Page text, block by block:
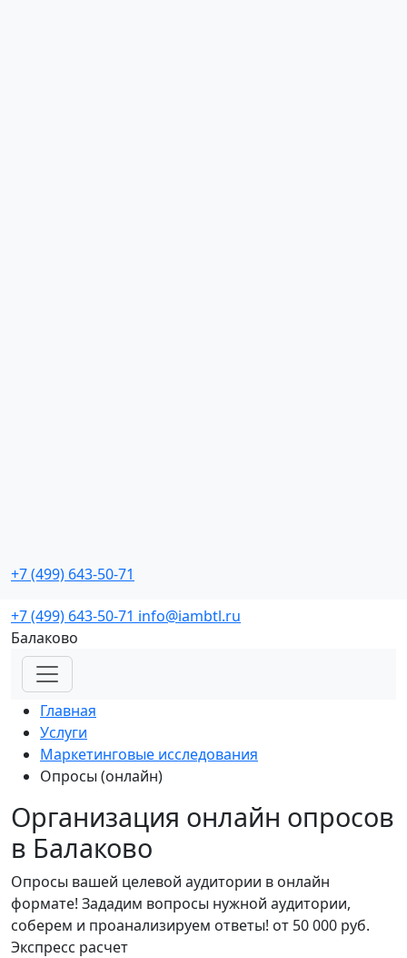
+7 (499) 643-50-71
с реальной окупаемостью
+7 (499) 643-50-71 info@iambtl.ru
Балаково
Главная
Услуги
Маркетинговые исследования
Опросы (онлайн)
Организация онлайн опросов
в Балаково
Опросы вашей целевой аудитории в онлайн
формате! Зададим вопросы нужной аудитории,
соберем и проанализируем ответы! от 50 000 руб.
Экспресс расчет